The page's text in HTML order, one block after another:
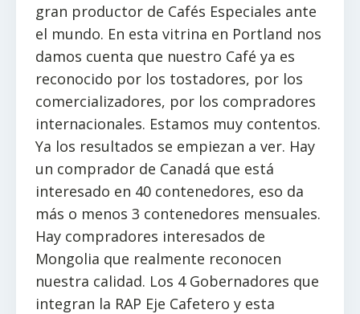
gran productor de Cafés Especiales ante
el mundo. En esta vitrina en Portland nos
damos cuenta que nuestro Café ya es
reconocido por los tostadores, por los
comercializadores, por los compradores
internacionales. Estamos muy contentos.
Ya los resultados se empiezan a ver. Hay
un comprador de Canadá que está
interesado en 40 contenedores, eso da
más o menos 3 contenedores mensuales.
Hay compradores interesados de
Mongolia que realmente reconocen
nuestra calidad. Los 4 Gobernadores que
integran la RAP Eje Cafetero y esta